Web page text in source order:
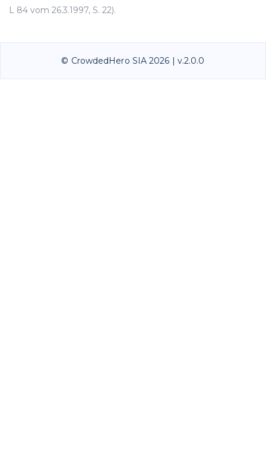
L 84 vom 26.3.1997, S. 22).
© CrowdedHero SIA 2026 | v.2.0.0